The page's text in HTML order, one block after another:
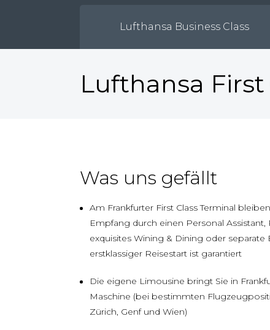
Lufthansa Business Class
Lufthansa First
Was uns gefällt
Am Frankfurter First Class Terminal
Empfang durch einen Personal Assistant,
exquisites Wining & Dining oder separate
erstklassiger Reisestart ist garantiert
Die eigene Limousine bringt Sie in
Maschine (bei bestimmten
Zürich, Genf und Wien)